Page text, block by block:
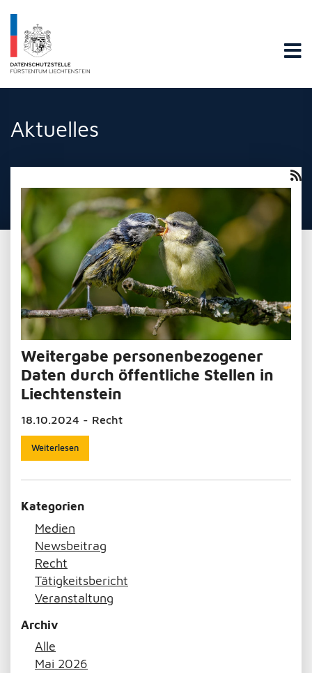
Datenschutzstelle Fürstentums Liechtenstein
Aktuelles
Weitergabe personenbezogener
Daten durch öffentliche Stellen in
Liechtenstein
18.10.2024 - Recht
Weiterlesen
Kategorien
Medien
Newsbeitrag
Recht
Tätigkeitsbericht
Veranstaltung
Archiv
Alle
Mai 2026